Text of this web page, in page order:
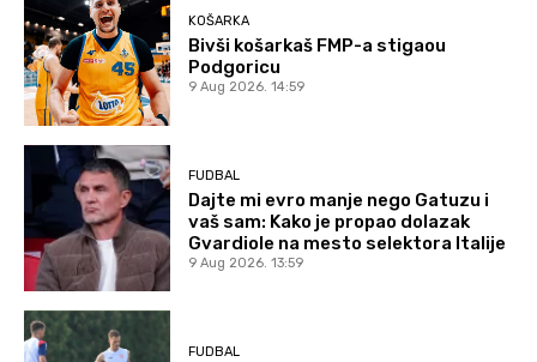
KOŠARKA
Bivši košarkaš FMP-a stigaou
Podgoricu
9 Aug 2026. 14:59
FUDBAL
Dajte mi evro manje nego Gatuzu i
vaš sam: Kako je propao dolazak
Gvardiole na mesto selektora Italije
9 Aug 2026. 13:59
FUDBAL